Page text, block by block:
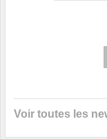
Voir toutes les